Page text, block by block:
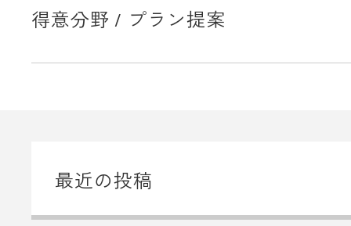
得意分野 / プラン提案
最近の投稿